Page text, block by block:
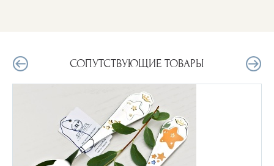
СОПУТСТВУЮЩИЕ ТОВАРЫ